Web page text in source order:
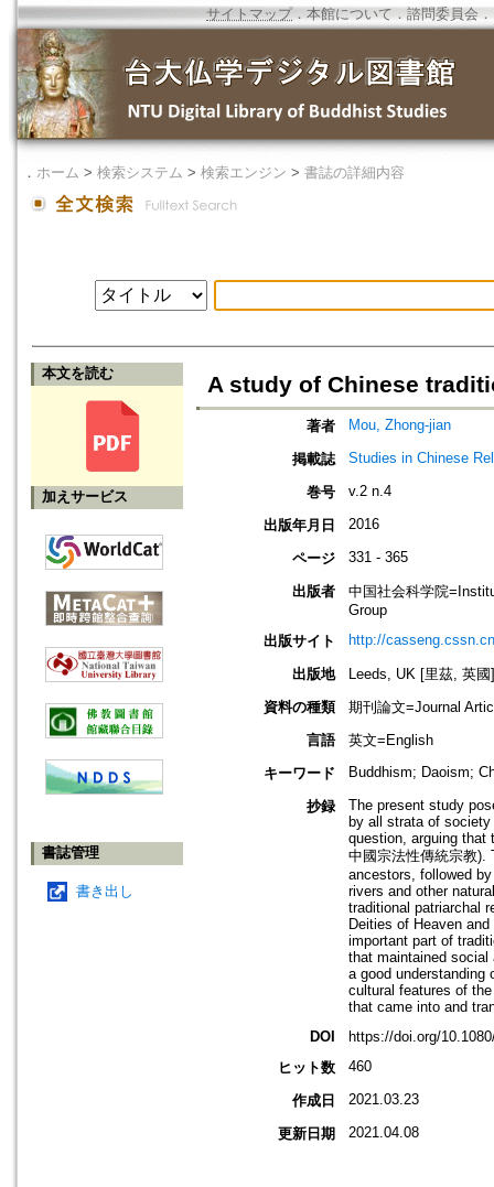
サイトマップ．本館について ． 諮問委員会 ．
． ホーム > 検索システム > 検索エンジン > 書誌の詳細内容
本文を読む
加えサービス
書誌管理
書き出し
A study of Chinese
著者 Mou, Zhong-jian
掲載誌 Studies in Chinese
巻号 v.2 n.4
出版年月日 2016
ページ 331 - 365
出版者
中国社会科学院
Group
出版サイト
http://
出版地
Leeds, UK [里茲, 英國]
資料の種類
期刊論文=Journal
言語
英文=English
キーワード
Buddhism; Daoism;
抄録
The present study
by all strata of
question, arguing that
中國宗法性傳統宗教).
ancestors, followed
rivers and other
traditional patriarchal
Deities of Heaven
important part of
that maintained social
a good understanding
cultural features of
that came into and
DOI
https://doi.org/
ヒット数
460
作成日 2021.03.23
更新日期 2021.04.08